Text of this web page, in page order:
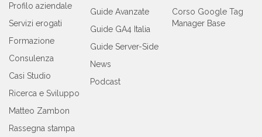
Profilo aziendale
Servizi erogati
Formazione
Consulenza
Casi Studio
Ricerca e Sviluppo
Matteo Zambon
Rassegna stampa
Guide Avanzate
Guide GA4 Italia
Guide Server-Side
News
Podcast
Corso Google Tag
Manager Base